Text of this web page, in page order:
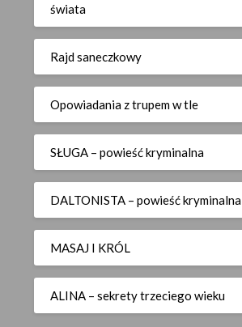
świata
Rajd saneczkowy
Opowiadania z trupem w tle
SŁUGA – powieść kryminalna
DALTONISTA – powieść kryminalna
MASAJ I KRÓL
ALINA – sekrety trzeciego wieku